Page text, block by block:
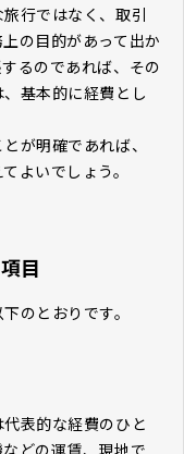
行ではなく、取引
の目的があって出か
るのであれば、その
基本的に経費とし
が明確であれば、
よいでしょう。
目
のとおりです。
表的な経費のひと